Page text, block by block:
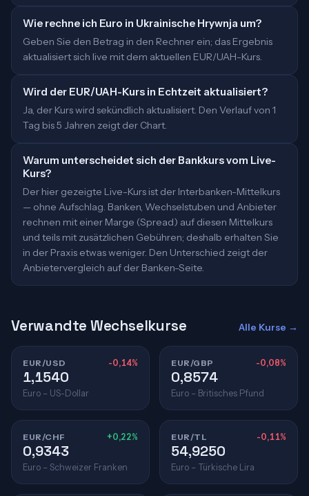
Wie rechne ich Euro in Ukrainische Hrywnja um?
Geben Sie den Betrag in den Rechner ein; das Ergebnis
aktualisiert sich live mit dem aktuellen EUR/UAH-Kurs.
Wird der EUR/UAH-Kurs in Echtzeit aktualisiert?
Ja, der Kurs wird sekündlich aktualisiert. Den Verlauf von 1
Tag bis 5 Jahren zeigt der Chart.
Warum unterscheidet sich der Bankkurs vom Live-
Kurs?
Der hier gezeigte Live-Kurs ist der Interbanken-Mittelkurs
— ohne Aufschlag. Banken, Wechselstuben und Anbieter
rechnen mit einer Marge (Spread) auf diesen Mittelkurs
und teils mit zusätzlichen Gebühren; deshalb erhalten Sie
in der Praxis etwas weniger. Den Unterschied zeigt der
Anbietervergleich auf der Banken-Seite.
Verwandte Wechselkurse Alle Kurse →
EUR/USD -0,14%
1,1540
Euro – US-Dollar
EUR/GBP -0,08%
0,8574
Euro – Britisches Pfund
EUR/CHF +0,22%
0,9343
Euro – Schweizer Franken
EUR/TL -0,11%
54,9250
Euro – Türkische Lira